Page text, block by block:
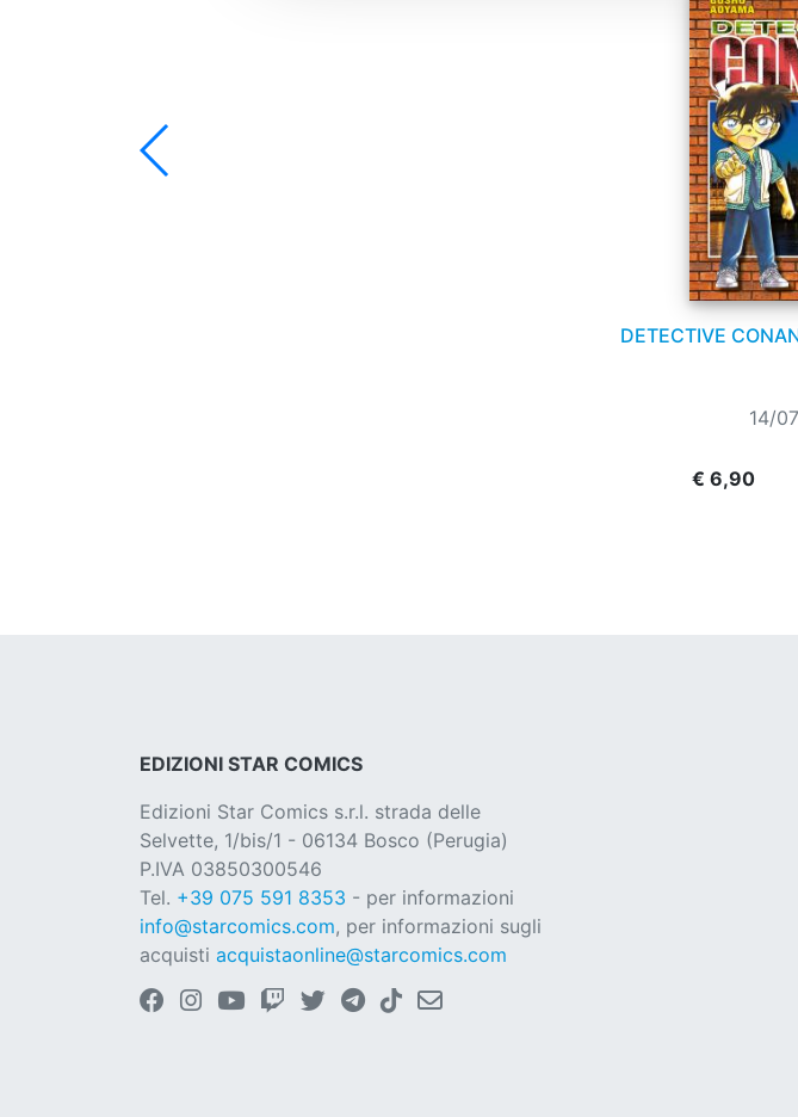
DETECTIVE
14/
€ 6,90
EDIZIONI STAR COMICS
Edizioni Star Comics s.r.l. strada delle
Selvette, 1/bis/1 - 06134 Bosco (Perugia)
P.IVA 03850300546
Tel. +39 075 591 8353 - per informazioni
info@starcomics.com, per informazioni sugli
acquisti acquistaonline@starcomics.com